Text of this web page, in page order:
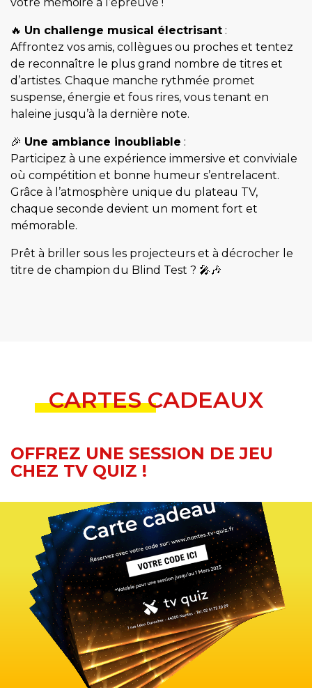
🔥 Un challenge musical électrisant :
Affrontez vos amis, collègues ou proches et tentez
de reconnaître le plus grand nombre de titres et
d’artistes. Chaque manche rythmée promet
suspense, énergie et fous rires, vous tenant en
haleine jusqu’à la dernière note.
🎉 Une ambiance inoubliable :
Participez à une expérience immersive et conviviale
où compétition et bonne humeur s’entrelacent.
Grâce à l’atmosphère unique du plateau TV,
chaque seconde devient un moment fort et
mémorable.
Prêt à briller sous les projecteurs et à décrocher le
titre de champion du Blind Test ? 🎤🎶
CARTES CADEAUX
OFFREZ UNE SESSION DE JEU
CHEZ TV QUIZ !